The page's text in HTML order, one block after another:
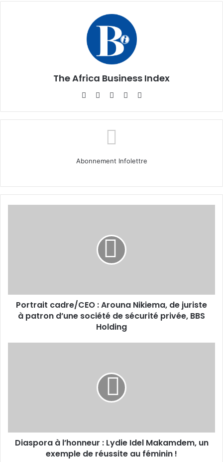
The Africa Business Index
WebsiteFacebook
X Linkedin
Abonnement Infolettre
d’une
société
Portrait cadre/CEO : Arouna Nikiema, de juriste
à patron d’une société de sécurité privée, BBS
Holding
exemple
Diaspora à l’honneur : Lydie Idel Makamdem, un
exemple de réussite au féminin !